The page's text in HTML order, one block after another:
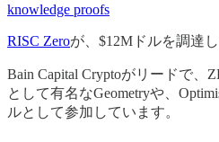
knowledge proofs
RISC Zeroが、$12Mドルを調達し
Bain Capital Cryptoがリードで、
として有名なGeometryや、
ルとして参加しています。